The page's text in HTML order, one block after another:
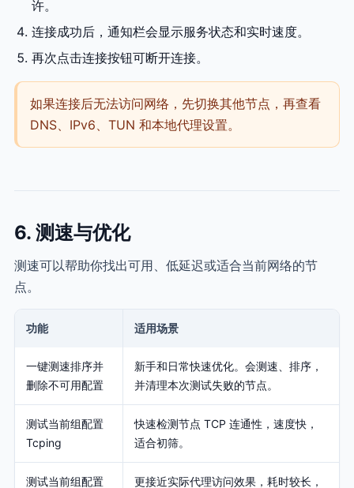
许。
连接成功后，通知栏会显示服务状态和实时速度。
再次点击连接按钮可断开连接。
如果连接后无法访问网络，先切换其他节点，再查看
DNS、IPv6、TUN 和本地代理设置。
6. 测速与优化
测速可以帮助你找出可用、低延迟或适合当前网络的节
点。
功能 适用场景
一键测速排序并
删除不可用配置
新手和日常快速优化。会测速、排序，
并清理本次测试失败的节点。
测试当前组配置
Tcping
快速检测节点 TCP 连通性，速度快，
适合初筛。
测试当前组配置 更接近实际代理访问效果，耗时较长，